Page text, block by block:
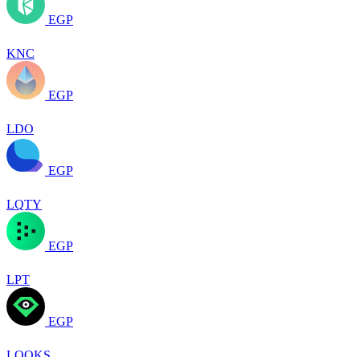
EGP
KNC
EGP
LDO
EGP
LQTY
EGP
LPT
EGP